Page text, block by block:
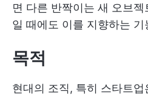
면 다른 반짝이는 새 오브
일 때에도 이를 지향하는
목적
현대의 조직, 특히 스타트